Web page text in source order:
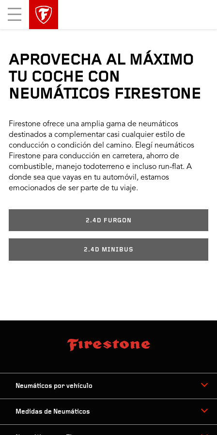
Mobile
Menu
APROVECHA AL MÁXIMO
TU COCHE CON
NEUMÁTICOS FIRESTONE
Firestone ofrece una amplia gama de neumáticos
destinados a complementar casi cualquier estilo de
conducción o condición del camino. Elegí neumáticos
Firestone para conducción en carretera, ahorro de
combustible, manejo todoterreno e incluso run-flat. A
donde sea que vayas en tu automóvil, estamos
emocionados de ser parte de tu viaje.
2.4D FURGON
2.4D MINIBUS
Neumáticos por vehículo
Medidas de Neumáticos